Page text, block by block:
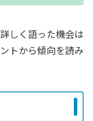
しく語った機会は
トから傾向を読み